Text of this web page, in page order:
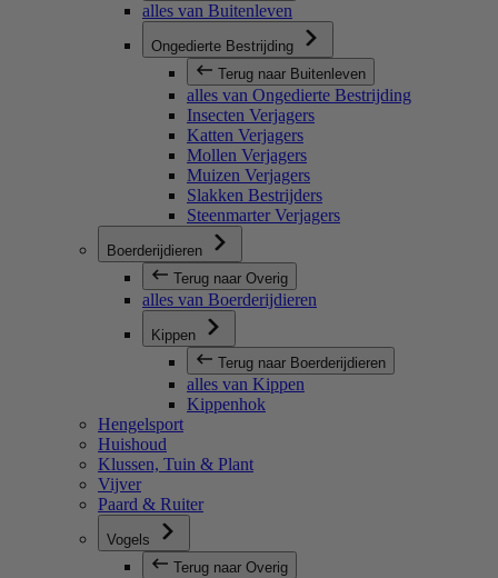
alles van Buitenleven
Ongedierte Bestrijding
Terug naar Buitenleven
alles van Ongedierte Bestrijding
Insecten Verjagers
Katten Verjagers
Mollen Verjagers
Muizen Verjagers
Slakken Bestrijders
Steenmarter Verjagers
Boerderijdieren
Terug naar Overig
alles van Boerderijdieren
Kippen
Terug naar Boerderijdieren
alles van Kippen
Kippenhok
Hengelsport
Huishoud
Klussen, Tuin & Plant
Vijver
Paard & Ruiter
Vogels
Terug naar Overig